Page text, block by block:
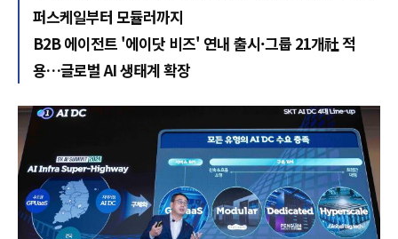
퍼스케일부터 모듈러까지
B2B 에이전트 '에이닷 비즈' 연내 출시·그룹 21개社 적
용…글로벌 AI 생태계 확장